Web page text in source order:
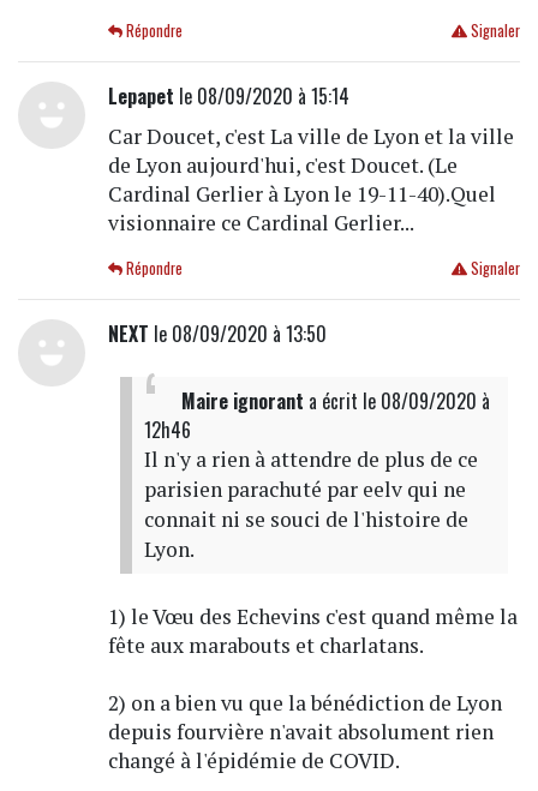
Signaler
Répondre
Lepapet le 08/09/2020 à 15:14
Car Doucet, c'est La ville de Lyon et la ville
de Lyon aujourd'hui, c'est Doucet. (Le
Cardinal Gerlier à Lyon le 19-11-40).Quel
visionnaire ce Cardinal Gerlier...
Signaler
Répondre
NEXT le 08/09/2020 à 13:50
Maire ignorant a écrit le 08/09/2020 à
12h46
Il n'y a rien à attendre de plus de ce
parisien parachuté par eelv qui ne
connait ni se souci de l'histoire de
Lyon.
1) le Vœu des Echevins c'est quand même la
fête aux marabouts et charlatans.
2) on a bien vu que la bénédiction de Lyon
depuis fourvière n'avait absolument rien
changé à l'épidémie de COVID.